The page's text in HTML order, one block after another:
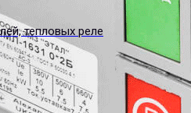
тепловых реле